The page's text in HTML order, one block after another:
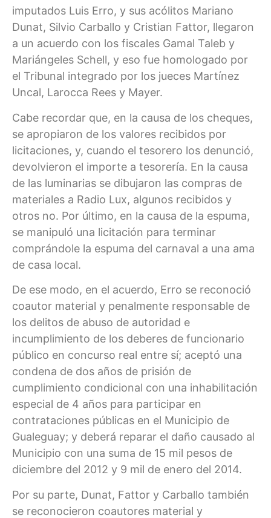
imputados Luis Erro, y sus acólitos Mariano
Dunat, Silvio Carballo y Cristian Fattor, llegaron
a un acuerdo con los fiscales Gamal Taleb y
Mariángeles Schell, y eso fue homologado por
el Tribunal integrado por los jueces Martínez
Uncal, Larocca Rees y Mayer.
Cabe recordar que, en la causa de los cheques,
se apropiaron de los valores recibidos por
licitaciones, y, cuando el tesorero los denunció,
devolvieron el importe a tesorería. En la causa
de las luminarias se dibujaron las compras de
materiales a Radio Lux, algunos recibidos y
otros no. Por último, en la causa de la espuma,
se manipuló una licitación para terminar
comprándole la espuma del carnaval a una ama
de casa local.
De ese modo, en el acuerdo, Erro se reconoció
coautor material y penalmente responsable de
los delitos de abuso de autoridad e
incumplimiento de los deberes de funcionario
público en concurso real entre sí; aceptó una
condena de dos años de prisión de
cumplimiento condicional con una inhabilitación
especial de 4 años para participar en
contrataciones públicas en el Municipio de
Gualeguay; y deberá reparar el daño causado al
Municipio con una suma de 15 mil pesos de
diciembre del 2012 y 9 mil de enero del 2014.
Por su parte, Dunat, Fattor y Carballo también
se reconocieron coautores material y